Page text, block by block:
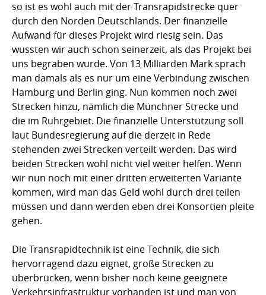
so ist es wohl auch mit der Transrapidstrecke quer
durch den Norden Deutschlands. Der finanzielle
Aufwand für dieses Projekt wird riesig sein. Das
wussten wir auch schon seinerzeit, als das Projekt bei
uns begraben wurde. Von 13 Milliarden Mark sprach
man damals als es nur um eine Verbindung zwischen
Hamburg und Berlin ging. Nun kommen noch zwei
Strecken hinzu, nämlich die Münchner Strecke und
die im Ruhrgebiet. Die finanzielle Unterstützung soll
laut Bundesregierung auf die derzeit in Rede
stehenden zwei Strecken verteilt werden. Das wird
beiden Strecken wohl nicht viel weiter helfen. Wenn
wir nun noch mit einer dritten erweiterten Variante
kommen, wird man das Geld wohl durch drei teilen
müssen und dann werden eben drei Konsortien pleite
gehen.
Die Transrapidtechnik ist eine Technik, die sich
hervorragend dazu eignet, große Strecken zu
überbrücken, wenn bisher noch keine geeignete
Verkehrsinfrastruktur vorhanden ist und man von